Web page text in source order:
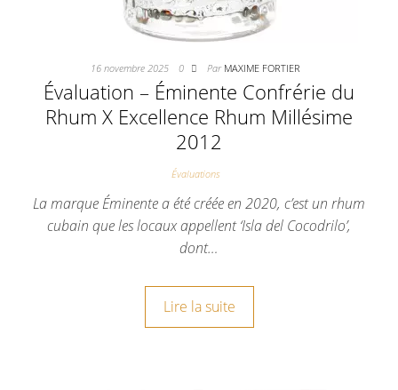
16 novembre 2025 0 Par MAXIME FORTIER
Évaluation – Éminente Confrérie du
Rhum X Excellence Rhum Millésime
2012
Évaluations
La marque Éminente a été créée en 2020, c’est un rhum
cubain que les locaux appellent ‘Isla del Cocodrilo’,
dont…
Lire la suite